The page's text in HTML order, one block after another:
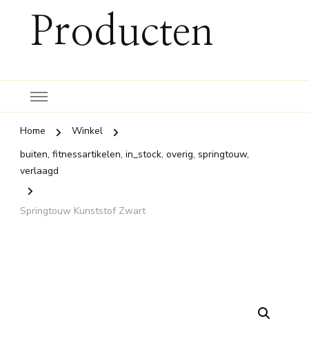
Producten
Home
Winkel
buiten, fitnessartikelen, in_stock, overig, springtouw,
verlaagd
Springtouw Kunststof Zwart